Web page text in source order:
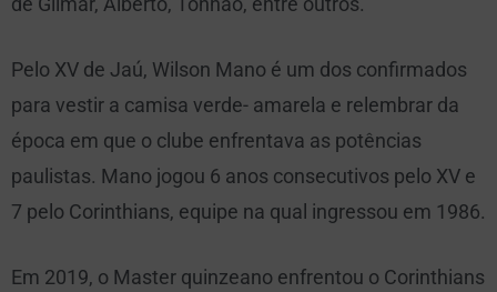
Pelo XV de Jaú, Wilson Mano é um dos confirmados
para vestir a camisa verde- amarela e relembrar da
época em que o clube enfrentava as potências
paulistas. Mano jogou 6 anos consecutivos pelo XV e
7 pelo Corinthians, equipe na qual ingressou em 1986.
Em 2019, o Master quinzeano enfrentou o Corinthians